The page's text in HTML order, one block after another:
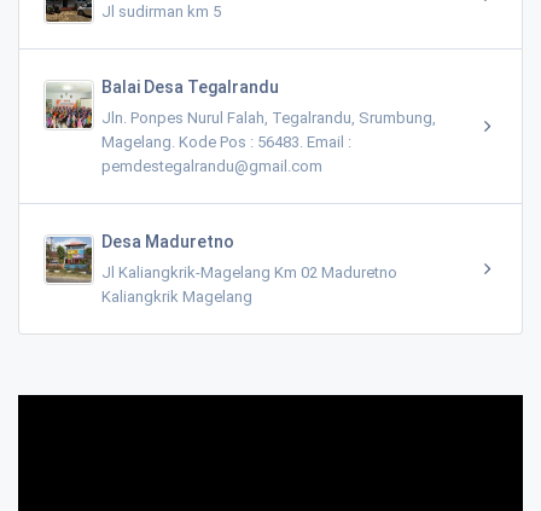
Jl sudirman km 5
Balai Desa Tegalrandu
Jln. Ponpes Nurul Falah, Tegalrandu, Srumbung,
Magelang. Kode Pos : 56483. Email :
pemdestegalrandu@gmail.com
Desa Maduretno
Jl Kaliangkrik-Magelang Km 02 Maduretno
Kaliangkrik Magelang